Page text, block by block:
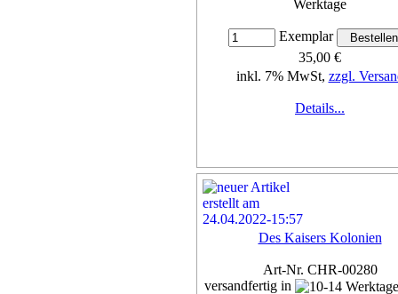
Werktage
Exemplar
35,00 €
inkl. 7% MwSt, zzgl.
Details...
Des Kaisers Kolonien
Art-Nr. CHR-00280
versandfertig in